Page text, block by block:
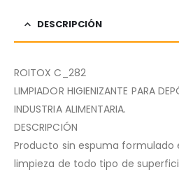
DESCRIPCIÓN
ROITOX C_282
LIMPIADOR HIGIENIZANTE PARA
INDUSTRIA ALIMENTARIA.
DESCRIPCIÓN
Producto sin espuma formulado
limpieza de todo tipo de